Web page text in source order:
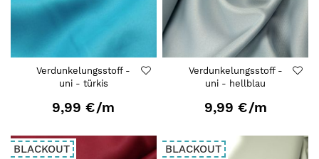
Verdunkelungsstoff -
uni - türkis
9,99 €/m
Verdunkelungsstoff -
uni - hellblau
9,99 €/m
BLACKOUT BLACKOUT